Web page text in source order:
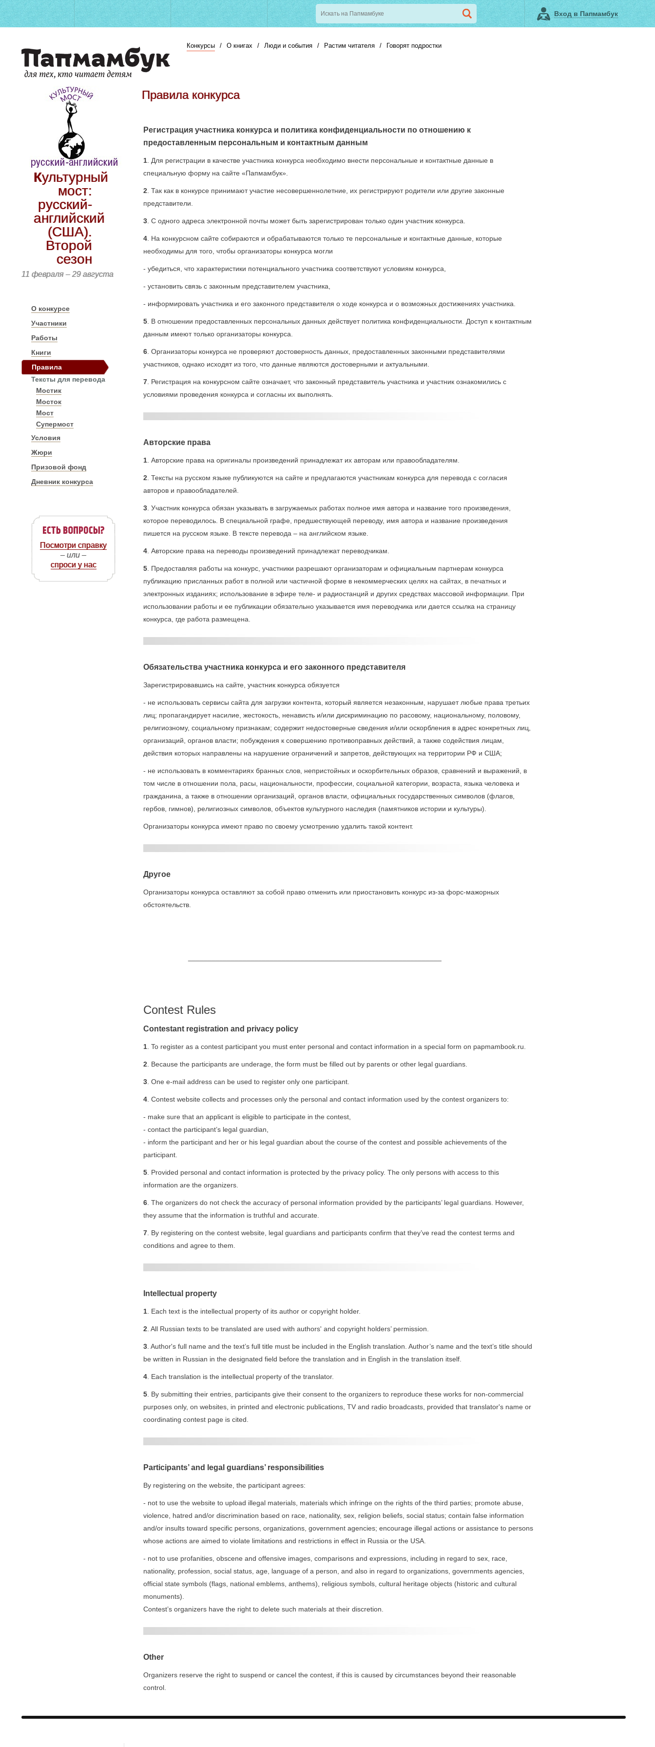
Вход в Папмамбук
Конкурсы / О книгах / Люди и события / Растим читателя / Говорят подростки
Культурный
мост:
русский-
английский
(США).
Второй
сезон
11 февраля – 29 августа
О конкурсе
Участники
Работы
Книги
Правила
Тексты для перевода
Мостик
Мосток
Мост
Супермост
Условия
Жюри
Призовой фонд
Дневник конкурса
Посмотри справку
– или –
спроси у нас
Правила конкурса
Регистрация участника конкурса и политика конфиденциальности по отношению к
предоставленным персональным и контактным данным
1 . Для регистрации в качестве участника конкурса необходимо внести персональные и контактные данные в
специальную форму на сайте «Папмамбук».
2 . Так как в конкурсе принимают участие несовершеннолетние, их регистрируют родители или другие законные
представители.
3 . С одного адреса электронной почты может быть зарегистрирован только один участник конкурса.
4 . На конкурсном сайте собираются и обрабатываются только те персональные и контактные данные, которые
необходимы для того, чтобы организаторы конкурса могли
- убедиться, что характеристики потенциального участника соответствуют условиям конкурса,
- установить связь с законным представителем участника,
- информировать участника и его законного представителя о ходе конкурса и о возможных достижениях участника.
5 . В отношении предоставленных персональных данных действует политика конфиденциальности. Доступ к контактным
данным имеют только организаторы конкурса.
6 . Организаторы конкурса не проверяют достоверность данных, предоставленных законными представителями
участников, однако исходят из того, что данные являются достоверными и актуальными.
7 . Регистрация на конкурсном сайте означает, что законный представитель участника и участник ознакомились с
условиями проведения конкурса и согласны их выполнять.
Авторские права
1 . Авторские права на оригиналы произведений принадлежат их авторам или правообладателям.
2 . Тексты на русском языке публикуются на сайте и предлагаются участникам конкурса для перевода с согласия
авторов и правообладателей.
3 . Участник конкурса обязан указывать в загружаемых работах полное имя автора и название того произведения,
которое переводилось. В специальной графе, предшествующей переводу, имя автора и название произведения
пишется на русском языке. В тексте перевода – на английском языке.
4 . Авторские права на переводы произведений принадлежат переводчикам.
5 . Предоставляя работы на конкурс, участники разрешают организаторам и официальным партнерам конкурса
публикацию присланных работ в полной или частичной форме в некоммерческих целях на сайтах, в печатных и
электронных изданиях; использование в эфире теле- и радиостанций и других средствах массовой информации. При
использовании работы и ее публикации обязательно указывается имя переводчика или дается ссылка на страницу
конкурса, где работа размещена.
Обязательства участника конкурса и его законного представителя
Зарегистрировавшись на сайте, участник конкурса обязуется
- не использовать сервисы сайта для загрузки контента, который является незаконным, нарушает любые права третьих
лиц; пропагандирует насилие, жестокость, ненависть и/или дискриминацию по расовому, национальному, половому,
религиозному, социальному признакам; содержит недостоверные сведения и/или оскорбления в адрес конкретных лиц,
организаций, органов власти; побуждения к совершению противоправных действий, а также содействия лицам,
действия которых направлены на нарушение ограничений и запретов, действующих на территории РФ и США;
- не использовать в комментариях бранных слов, непристойных и оскорбительных образов, сравнений и выражений, в
том числе в отношении пола, расы, национальности, профессии, социальной категории, возраста, языка человека и
гражданина, а также в отношении организаций, органов власти, официальных государственных символов (флагов,
гербов, гимнов), религиозных символов, объектов культурного наследия (памятников истории и культуры).
Организаторы конкурса имеют право по своему усмотрению удалить такой контент.
Другое
Организаторы конкурса оставляют за собой право отменить или приостановить конкурс из-за форс-мажорных
обстоятельств.
Contest Rules
Contestant registration and privacy policy
1 . To register as a contest participant you must enter personal and contact information in a special form on papmambook.ru.
2 . Because the participants are underage, the form must be filled out by parents or other legal guardians.
3 . One e-mail address can be used to register only one participant.
4 . Contest website collects and processes only the personal and contact information used by the contest organizers to:
- make sure that an applicant is eligible to participate in the contest,
- contact the participant’s legal guardian,
- inform the participant and her or his legal guardian about the course of the contest and possible achievements of the
participant.
5 . Provided personal and contact information is protected by the privacy policy. The only persons with access to this
information are the organizers.
6 . The organizers do not check the accuracy of personal information provided by the participants’ legal guardians. However,
they assume that the information is truthful and accurate.
7 . By registering on the contest website, legal guardians and participants confirm that they’ve read the contest terms and
conditions and agree to them.
Intellectual property
1 . Each text is the intellectual property of its author or copyright holder.
2 . All Russian texts to be translated are used with authors' and copyright holders’ permission.
3 . Author's full name and the text’s full title must be included in the English translation. Author’s name and the text’s title should
be written in Russian in the designated field before the translation and in English in the translation itself.
4 . Each translation is the intellectual property of the translator.
5 . By submitting their entries, participants give their consent to the organizers to reproduce these works for non-commercial
purposes only, on websites, in printed and electronic publications, TV and radio broadcasts, provided that translator's name or
coordinating contest page is cited.
Participants’ and legal guardians’ responsibilities
By registering on the website, the participant agrees:
- not to use the website to upload illegal materials, materials which infringe on the rights of the third parties; promote abuse,
violence, hatred and/or discrimination based on race, nationality, sex, religion beliefs, social status; contain false information
and/or insults toward specific persons, organizations, government agencies; encourage illegal actions or assistance to persons
whose actions are aimed to violate limitations and restrictions in effect in Russia or the USA.
- not to use profanities, obscene and offensive images, comparisons and expressions, including in regard to sex, race,
nationality, profession, social status, age, language of a person, and also in regard to organizations, governments agencies,
official state symbols (flags, national emblems, anthems), religious symbols, cultural heritage objects (historic and cultural
monuments).
Contest’s organizers have the right to delete such materials at their discretion.
Other
Organizers reserve the right to suspend or cancel the contest, if this is caused by circumstances beyond their reasonable
control.